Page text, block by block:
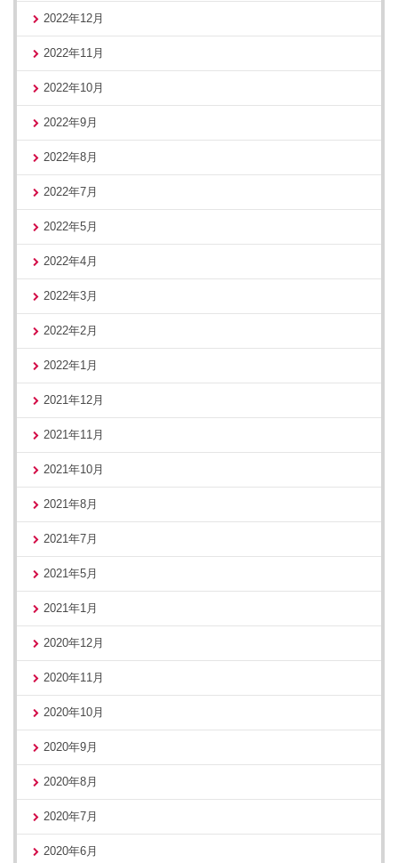
2022年12月
2022年11月
2022年10月
2022年9月
2022年8月
2022年7月
2022年5月
2022年4月
2022年3月
2022年2月
2022年1月
2021年12月
2021年11月
2021年10月
2021年8月
2021年7月
2021年5月
2021年1月
2020年12月
2020年11月
2020年10月
2020年9月
2020年8月
2020年7月
2020年6月